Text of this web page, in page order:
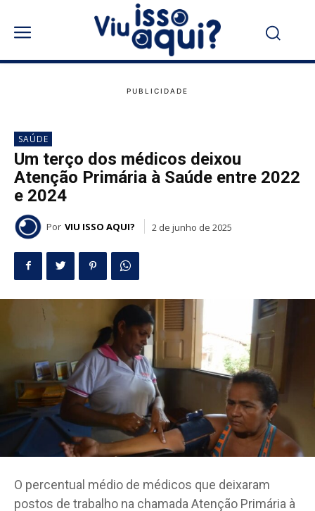
SAÚDE
Um terço dos médicos deixou
Atenção Primária à Saúde entre 2022
e 2024
Por VIU ISSO AQUI? 2 de junho de 2025
O percentual médio de médicos que deixaram
postos de trabalho na chamada Atenção Primária à